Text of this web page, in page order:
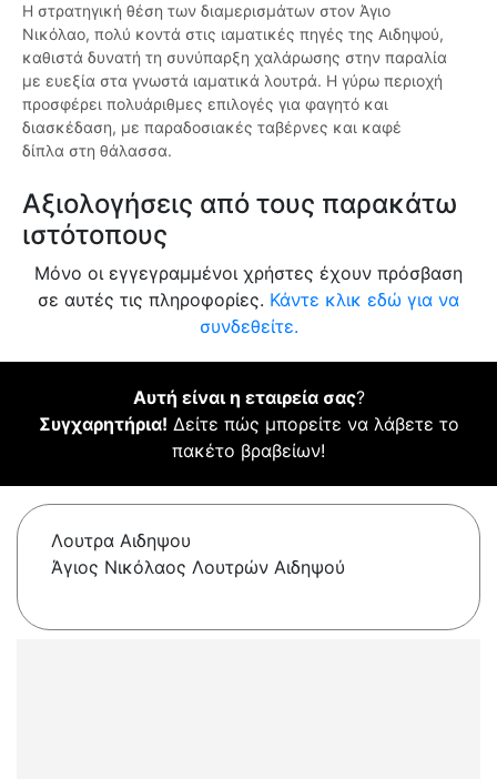
Η στρατηγική θέση των διαμερισμάτων στον Άγιο
Νικόλαο, πολύ κοντά στις ιαματικές πηγές της Αιδηψού,
καθιστά δυνατή τη συνύπαρξη χαλάρωσης στην παραλία
με ευεξία στα γνωστά ιαματικά λουτρά. Η γύρω περιοχή
προσφέρει πολυάριθμες επιλογές για φαγητό και
διασκέδαση, με παραδοσιακές ταβέρνες και καφέ
δίπλα στη θάλασσα.
Αξιολογήσεις από τους παρακάτω
ιστότοπους
Μόνο οι εγγεγραμμένοι χρήστες έχουν πρόσβαση
σε αυτές τις πληροφορίες. Κάντε κλικ εδώ για να
συνδεθείτε.
Αυτή είναι η εταιρεία σας?
Συγχαρητήρια! Δείτε πώς μπορείτε να λάβετε το
πακέτο βραβείων!
Λουτρα Αιδηψου
Άγιος Νικόλαος Λουτρών Αιδηψού